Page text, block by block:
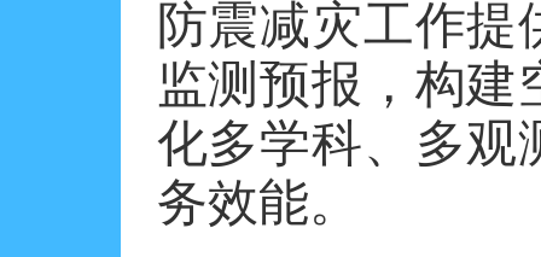
防震减灾工作
监测预报，构建
化多学科、多观
务效能。